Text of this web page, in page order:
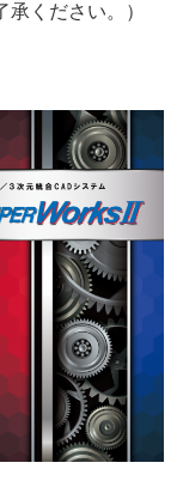
ください。）